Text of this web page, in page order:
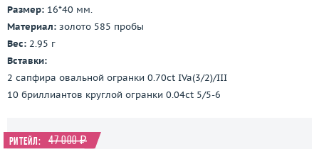
Размер: 16*40 мм.
Материал: золото 585 пробы
Вес: 2.95 г
Вставки:
2 сапфира овальной огранки 0.70ct IVa(3/2)/III
10 бриллиантов круглой огранки 0.04ct 5/5-6
Ритейл: 47 000 ₽